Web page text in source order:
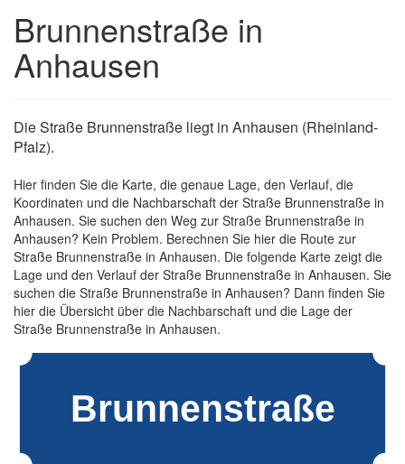
Brunnenstraße in
Anhausen
Die Straße Brunnenstraße liegt in Anhausen (Rheinland-
Pfalz).
Hier finden Sie die Karte, die genaue Lage, den Verlauf, die
Koordinaten und die Nachbarschaft der Straße Brunnenstraße in
Anhausen. Sie suchen den Weg zur Straße Brunnenstraße in
Anhausen? Kein Problem. Berechnen Sie hier die Route zur
Straße Brunnenstraße in Anhausen. Die folgende Karte zeigt die
Lage und den Verlauf der Straße Brunnenstraße in Anhausen. Sie
suchen die Straße Brunnenstraße in Anhausen? Dann finden Sie
hier die Übersicht über die Nachbarschaft und die Lage der
Straße Brunnenstraße in Anhausen.